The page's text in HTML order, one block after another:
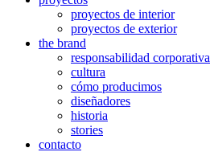
proyectos de interior
proyectos de exterior
the brand
responsabilidad corporativa
cultura
cómo producimos
diseñadores
historia
stories
contacto